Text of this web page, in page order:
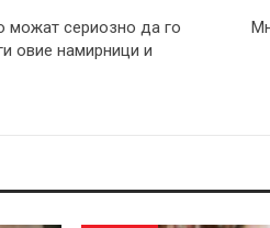
можат сериозно да го
овие намирници и